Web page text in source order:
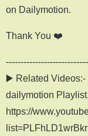
on Dailymotion.
Thank You ❤️
▶️ Related Videos:-
dailymotion Playlist,
https://